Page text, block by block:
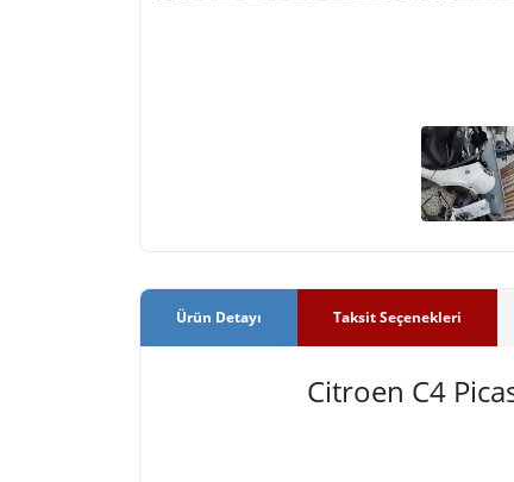
Ürün Detayı Taksit Seçenekleri
Citroen C4